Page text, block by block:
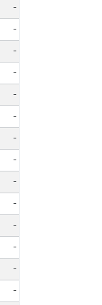
-
-
-
-
-
-
-
-
-
-
-
-
-
-